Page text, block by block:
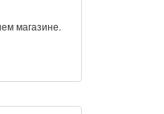
магазине.